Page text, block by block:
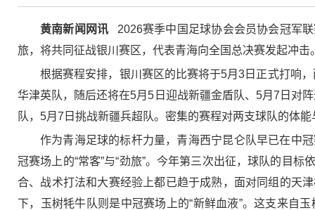
黄南新闻网讯 2026赛季中国足球协会会员协会冠军
旅，将共同征战银川赛区，代表青海向全国总决赛发起冲击
根据赛程安排，银川赛区的比赛将于5月3日正式打响
华津英队，随后还将在5月5日迎战新疆金盾队、5月7日对
队，5月7日挑战新疆兵超队。密集的赛程对两支球队的体
作为青海足球的标杆力量，青海西宁昆仑队早已在中
冠赛场上的“常客”与“劲旅”。今年第三次出征，球队的目
合、战术打法和大赛经验上都已趋于成熟，面对同组的天
下，玉树牦牛队则是中冠赛场上的“新鲜血液”。这支来自